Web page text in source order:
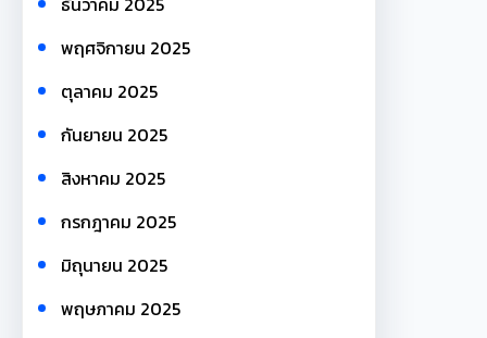
พฤศจิกายน 2025
ตุลาคม 2025
กันยายน 2025
สิงหาคม 2025
กรกฎาคม 2025
มิถุนายน 2025
พฤษภาคม 2025